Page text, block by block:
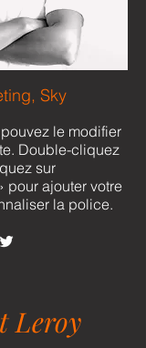
Sky
le modifier
Double-cliquez
sur
pour ajouter votre
la police.
Leroy